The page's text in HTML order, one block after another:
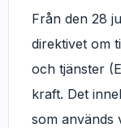
Från den 28
direktivet om
och tjänster
kraft. Det
som används